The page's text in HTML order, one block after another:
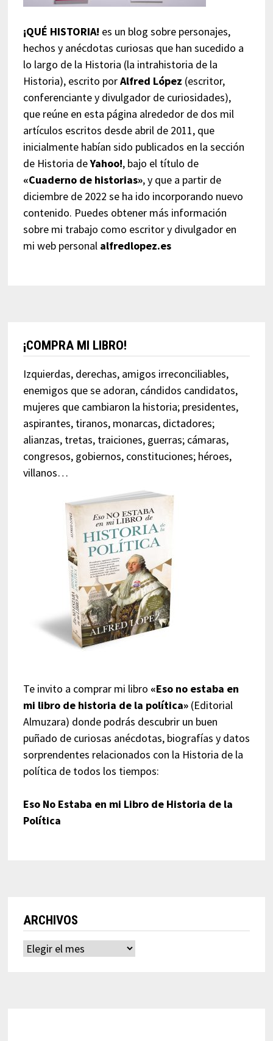
¡QUÉ HISTORIA! es un blog sobre personajes,
hechos y anécdotas curiosas que han sucedido a
lo largo de la Historia (la intrahistoria de la
Historia), escrito porAlfred López (escritor,
conferenciante y divulgador de curiosidades),
que reúne en esta página alrededor de dos mil
artículos escritos desde abril de 2011, que
inicialmente habían sido publicados en la sección
de Historia deYahoo!, bajo el título de
«Cuaderno de historias», y que a partir de
diciembre de 2022 se ha ido incorporando nuevo
contenido. Puedes obtener más información
sobre mi trabajo como escritor y divulgador en
mi web personal alfredlopez.es
¡COMPRA MI LIBRO!
Izquierdas, derechas, amigos irreconciliables,
enemigos que se adoran, cándidos candidatos,
mujeres que cambiaron la historia; presidentes,
aspirantes, tiranos, monarcas, dictadores;
alianzas, tretas, traiciones, guerras; cámaras,
congresos, gobiernos, constituciones; héroes,
villanos…
Te invito a comprar mi libro «Eso no estaba en
mi libro de historia de la política»(Editorial
Almuzara) donde podrás descubrir un buen
puñado de curiosas anécdotas, biografías y datos
sorprendentes relacionados con la Historia de la
política de todos los tiempos:
Eso No Estaba en mi Libro de Historia de la
Política
ARCHIVOS
Archivos